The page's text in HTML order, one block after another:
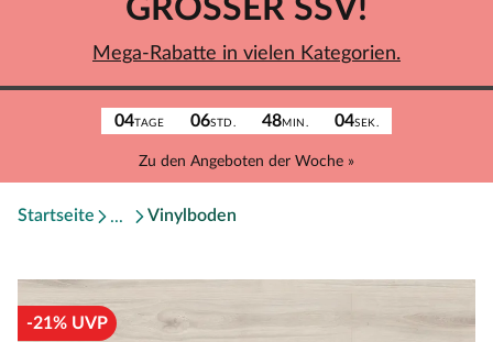
04TAGE 06STD. 48MIN. 04SEK.
Zu den Angeboten der Woche »
GROSSER SSV!
Mega-Rabatte in vielen Kategorien.
Startseite Vinylboden
-21% UVP